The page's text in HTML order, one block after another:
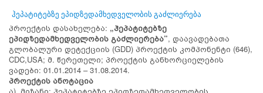
ჰეპატიტებზე ეპიდზედამხედველობის გაძლიერება
პროექტის დასახელება: „ჰეპატიტებზე
ეპიდზედამხედველობის გაძლიერება”, დაავადებათა
გლობალური დეტექციის (GDD) პროექტის კომპონენტი (646),
CDC,USA; მ. წერეთელი; პროექტის განხორციელების
ვადები: 01.01.2014 – 31.08.2014.
პროექტის ანოტაცია
ა). მიზანი: ჰეპატიტებზე ეპიდზედამხედველობის